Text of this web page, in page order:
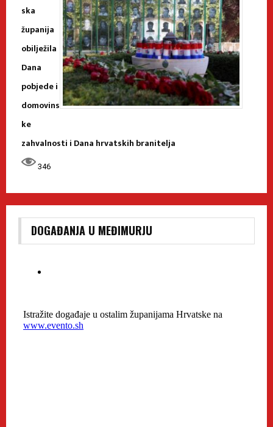
ska
županija
obilježila
Dana
pobjede i
domovins
ke
zahvalnosti i Dana hrvatskih branitelja
346
DOGAĐANJA U MEĐIMURJU